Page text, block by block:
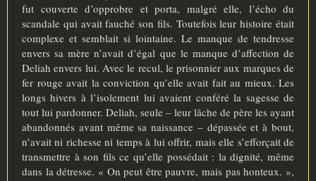
fut couverte d’opprobre et porta, malgré elle, l’écho du
scandale qui avait fauché son fils. Toutefois leur histoire était
complexe et semblait si lointaine. Le manque de tendresse
envers sa mère n’avait d’égal que le manque d’affection de
Deliah envers lui. Avec le recul, le prisonnier aux marques de
fer rouge avait la conviction qu’elle avait fait au mieux. Les
longs hivers à l’isolement lui avaient conféré la sagesse de
tout lui pardonner. Deliah, seule – leur lâche de père les ayant
abandonnés avant même sa naissance – dépassée et à bout,
n’avait ni richesse ni temps à lui offrir, mais elle s’efforçait de
transmettre à son fils ce qu’elle possédait : la dignité, même
dans la détresse. « On peut être pauvre, mais pas honteux. »,